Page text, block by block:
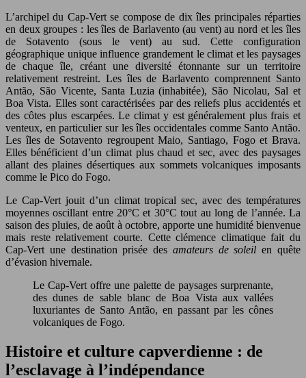
L’archipel du Cap-Vert se compose de dix îles principales réparties
en deux groupes : les îles de Barlavento (au vent) au nord et les îles
de Sotavento (sous le vent) au sud. Cette configuration
géographique unique influence grandement le climat et les paysages
de chaque île, créant une diversité étonnante sur un territoire
relativement restreint. Les îles de Barlavento comprennent Santo
Antão, São Vicente, Santa Luzia (inhabitée), São Nicolau, Sal et
Boa Vista. Elles sont caractérisées par des reliefs plus accidentés et
des côtes plus escarpées. Le climat y est généralement plus frais et
venteux, en particulier sur les îles occidentales comme Santo Antão.
Les îles de Sotavento regroupent Maio, Santiago, Fogo et Brava.
Elles bénéficient d’un climat plus chaud et sec, avec des paysages
allant des plaines désertiques aux sommets volcaniques imposants
comme le Pico do Fogo.
Le Cap-Vert jouit d’un climat tropical sec, avec des températures
moyennes oscillant entre 20°C et 30°C tout au long de l’année. La
saison des pluies, de août à octobre, apporte une humidité bienvenue
mais reste relativement courte. Cette clémence climatique fait du
Cap-Vert une destination prisée des amateurs de soleilen quête
d’évasion hivernale.
Le Cap-Vert offre une palette de paysages surprenante,
des dunes de sable blanc de Boa Vista aux vallées
luxuriantes de Santo Antão, en passant par les cônes
volcaniques de Fogo.
Histoire et culture capverdienne : de
l’esclavage à l’indépendance